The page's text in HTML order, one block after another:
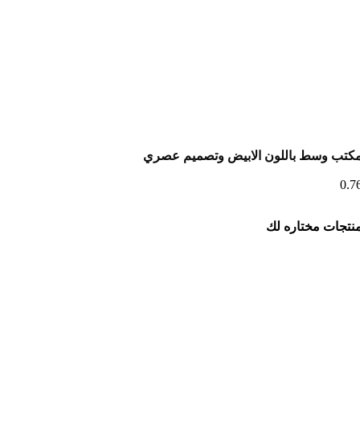
وسط باللون الابيض وتصميم عصري
مختاره لك